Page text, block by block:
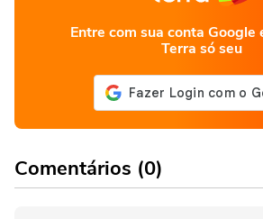
Entre com sua conta Google
Terra só seu
Comentários (0)